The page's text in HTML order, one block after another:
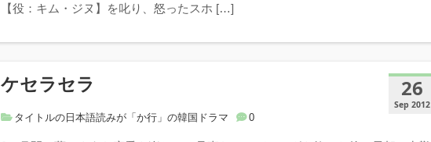
【役：キム・ジヌ】を叱り、怒ったスホ […]
26
Sep 2012
ケセラセラ
タイトルの日本語読みが「か行」の韓国ドラマ 0